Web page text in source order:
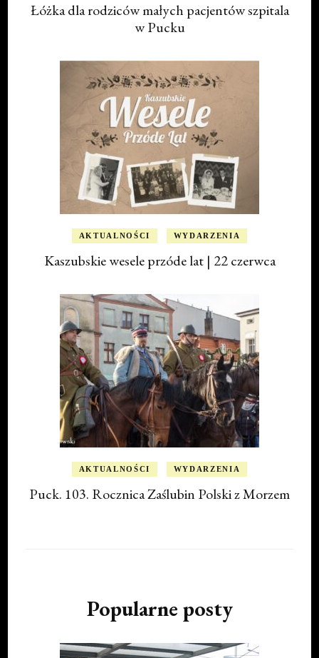
Łóżka dla rodziców małych pacjentów szpitala
w Pucku
AKTUALNOŚCI WYDARZENIA
Kaszubskie wesele przóde lat | 22 czerwca
AKTUALNOŚCI WYDARZENIA
Puck. 103. Rocznica Zaślubin Polski z Morzem
Popularne posty